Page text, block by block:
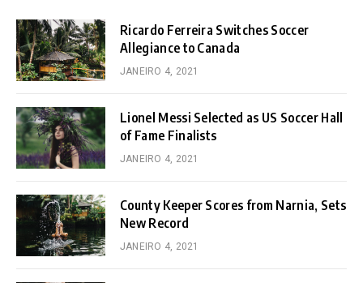
Ricardo Ferreira Switches Soccer
Allegiance to Canada
JANEIRO 4, 2021
Lionel Messi Selected as US Soccer Hall
of Fame Finalists
JANEIRO 4, 2021
County Keeper Scores from Narnia, Sets
New Record
JANEIRO 4, 2021